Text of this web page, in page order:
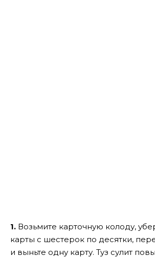
1. Возьмите карточную колоду,
карты с шестерок по десятки,
и выньте одну карту. Туз сулит